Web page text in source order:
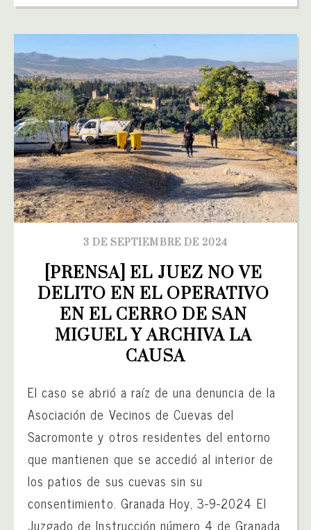
3 DE SEPTIEMBRE DE 2024
[PRENSA] EL JUEZ NO VE
DELITO EN EL OPERATIVO
EN EL CERRO DE SAN
MIGUEL Y ARCHIVA LA
CAUSA
El caso se abrió a raíz de una denuncia de la
Asociación de Vecinos de Cuevas del
Sacromonte y otros residentes del entorno
que mantienen que se accedió al interior de
los patios de sus cuevas sin su
consentimiento. Granada Hoy, 3-9-2024 El
Juzgado de Instrucción número 4 de Granada